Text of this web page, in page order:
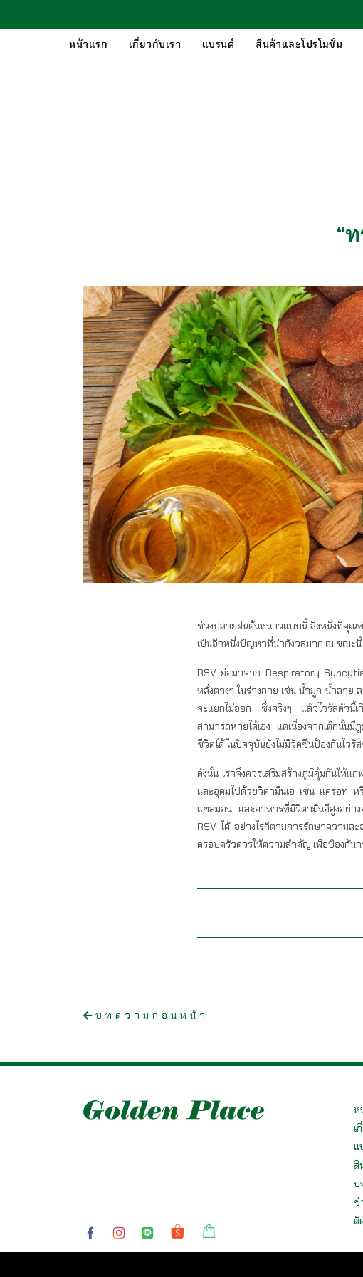
หน้าแรก เกี่ยวกับเรา แบรนด์ สินค้าและโปรโมชั่น
“
ช่วงปลายฝนต้นหนาวแบบนี้ สิ่งหนึ่งที่คุณพ่
เป็นอีกหนึ่งปัญหาที่น่ากังวลมาก ณ ขณะนี้
RSV ย่อมาจาก Respiratory
หลั่งต่างๆ ในร่างกาย เช่น น้ำมูก น้ำลาย
จะแยกไม่ออก ซึ่งจริงๆ แล้วไวรัสตัวนี้เ
สามารถหายได้เอง แต่เนื่องจากเด็กนั้น
ชีวิตได้ ในปัจจุบันยังไม่มีวัคซีนป้องกันไว
ดังนั้น เราจึงควรเสริมสร้างภูมิคุ้มกันให้
และอุดมไปด้วยวิตามินเอ เช่น แครอท
แซลมอน และอาหารที่มีวิตามินอีสูงอย่าง
RSV ได้ อย่างไรก็ตามการรักษาความส
ครอบครัวควรให้ความสำคัญ เพื่อป้องกัน
บทความก่อนหน้า
ห
เ
แ
สิ
บ
ข่
ติ